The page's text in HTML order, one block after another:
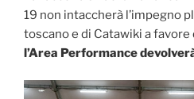
19 non intaccherà l’impegno
toscano e di Catawiki a favore
l’Area Performance